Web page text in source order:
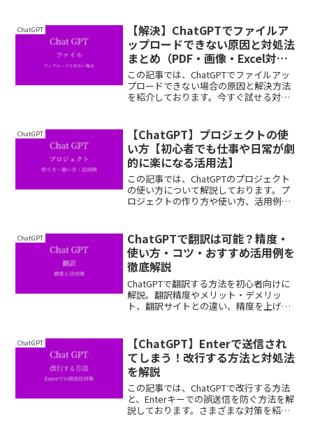
ChatGPT
【解決】ChatGPTでファイルア
ップロードできない原因と対処法
まとめ（PDF・画像・Excel対
応）
この記事では、ChatGPTでファイルアッ
プロードできない場合の原因と解決方法
を紹介しております。今すぐ試せる対処
い。
ChatGPT
【ChatGPT】プロジェクトの使
い方【初心者でも仕事や日常が劇
的に楽になる活用法】
この記事では、ChatGPTのプロジェクト
の使い方について解説しております。プ
ロジェクトの作り方や使い方、活用例ま
ChatGPT
ChatGPTで翻訳は可能？精度・
使い方・コツ・おすすめ活用例を
徹底解説
ChatGPTで翻訳する方法を初心者向けに
解説。翻訳精度やメリット・デメリッ
ト、翻訳サイトとの違い、精度を上げる
ChatGPT
【ChatGPT】Enterで送信され
てしまう！改行する方法と対処法
を解説
この記事では、ChatGPTで改行する方法
と、Enterキーでの誤送信を防ぐ方法を解
説しております。さまざまな対策を紹介